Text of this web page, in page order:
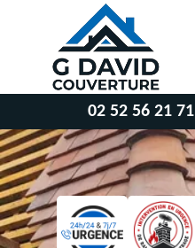
02 52 56 21 71